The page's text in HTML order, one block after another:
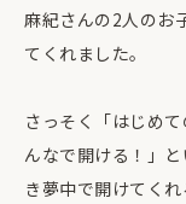
麻紀さんの2人のお
てくれました。
さっそく「はじめ
んなで開ける！」
き夢中で開けてくれ